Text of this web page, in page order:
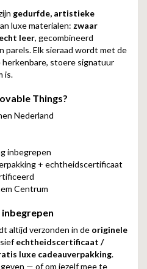
gedurfde, artistieke
luxe materialen: zwaar
echt leer, gecombineerd
parels. Elk sieraad wordt met de
stoere signatuur
is.
Things?
Nederland
inbegrepen
+ echtheidscertificaat
Centrum
altijd verzonden in de originele
echtheidscertificaat /
luxe cadeauverpakking.
— of om jezelf mee te